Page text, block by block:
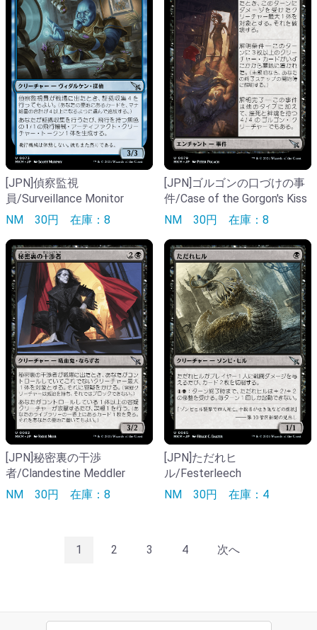
[JPN]偵察監視
員/Surveillance Monitor
NM 30円 在庫：8
[JPN]ゴルゴンの口づけの事
件/Case of the Gorgon's Kiss
NM 30円 在庫：8
[JPN]秘密裏の干渉
者/Clandestine Meddler
NM 30円 在庫：8
[JPN]ただれヒ
ル/Festerleech
NM 30円 在庫：4
1 2 3 4 次へ